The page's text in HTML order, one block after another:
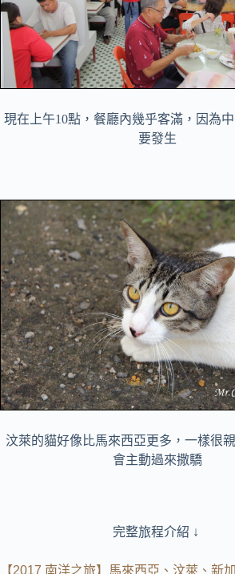
現在上午10點，餐廳內幾乎客滿，因為
要發生
汶萊的貓好像比馬來西亞更多，一樣很
會主動過來撒驕
完整旅程介紹 ↓
【2017 南洋之旅】馬來西亞、汶萊、新